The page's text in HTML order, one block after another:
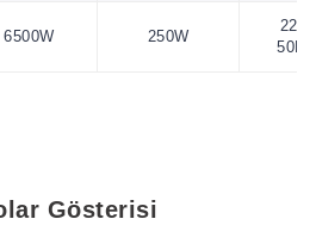
6500W 250W
Gösterisi